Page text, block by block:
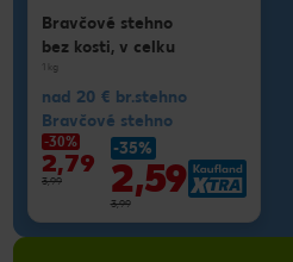
Bravčové stehno
bez kosti, v celku
1 kg
nad 20 € br.stehno
Bravčové stehno
-30%
2,79
3,99
-35%
2,59
3,99